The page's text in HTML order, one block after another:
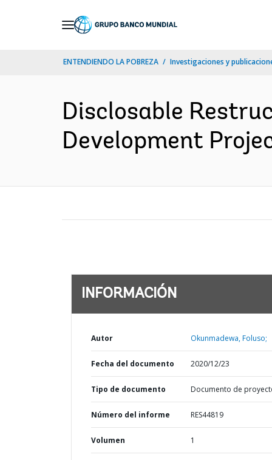
ENTENDIENDO LA POBREZA Investigaciones y
Disclosable
Development
INFORMACIÓN
Autor Okunmadewa, Foluso;
Fecha del documento 2020/12/23
Tipo de documento Documento de
Número del informe RES44819
Volumen 1